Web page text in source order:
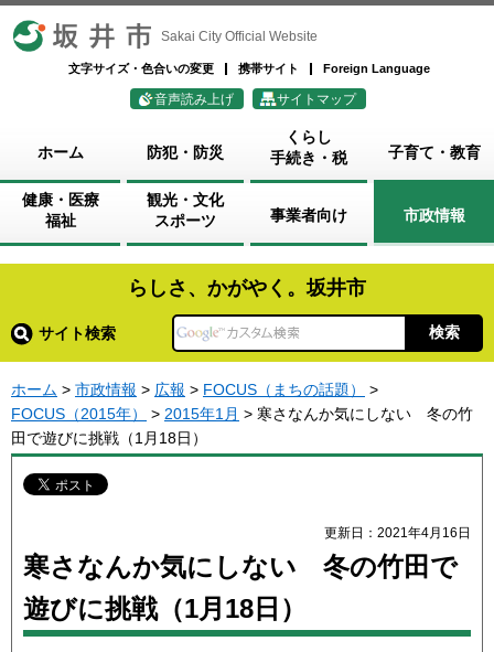
坂井市 Sakai City Official Website
文字サイズ・色合いの変更 携帯サイト Foreign Language
音声読み上げ サイトマップ
ホーム 防犯・防災
くらし
手続き・税
子育て・教育
健康・医療
福祉
観光・文化
スポーツ
事業者向け 市政情報
らしさ、かがやく。坂井市
サイト検索
ホーム > 市政情報 > 広報 > FOCUS（まちの話題）
>
FOCUS（2015年）
> 2015年1月 > 寒さなんか気にしない 冬の竹
田で遊びに挑戦（1月18日）
更新日：2021年4月16日
寒さなんか気にしない 冬の竹田で
遊びに挑戦（1月18日）